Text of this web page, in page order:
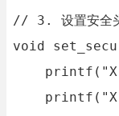
// 3. 设置安全
void